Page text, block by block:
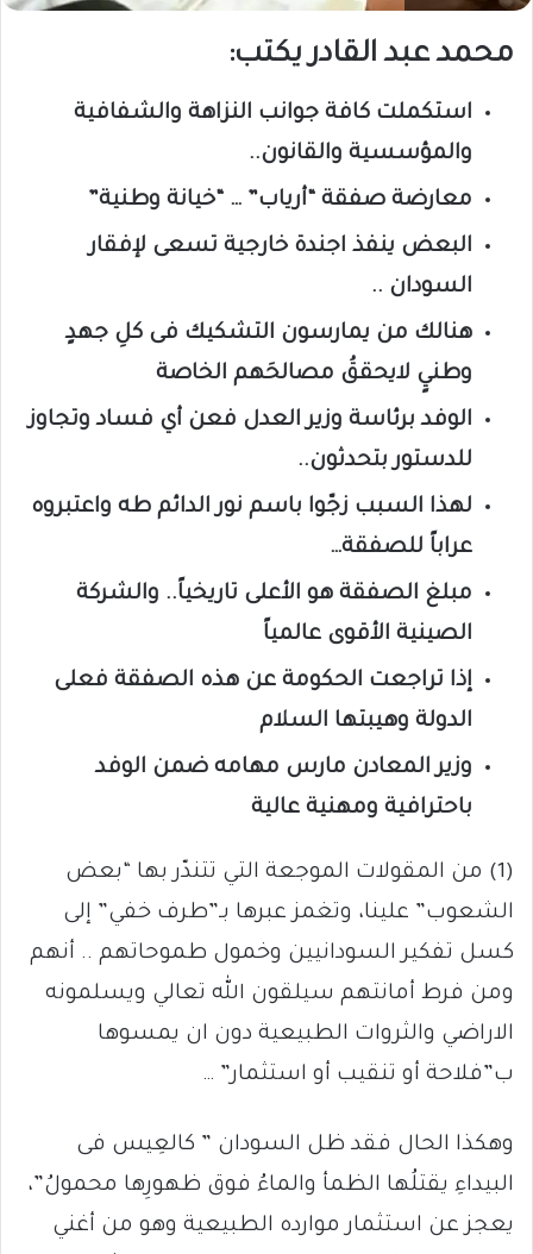
محمد عبد القادر يكتب:
استكملت كافة جوانب النزاهة والشفافية
والمؤسسية والقانون..
معارضة صفقة “أرياب” … “خيانة وطنية”
البعض ينفذ اجندة خارجية تسعى لإفقار
السودان ..
هنالك من يمارسون التشكيك فى كلِ جهدٍ
وطنيٍ لايحققُ مصالحَهم الخاصة
الوفد برئاسة وزير العدل فعن أي فساد وتجاوز
للدستور بتحدثون..
لهذا السبب زجّوا باسم نور الدائم طه واعتبروه
عراباً للصفقة…
مبلغ الصفقة هو الأعلى تاريخياً.. والشركة
الصينية الأقوى عالمياً
إذا تراجعت الحكومة عن هذه الصفقة فعلى
الدولة وهيبتها السلام
وزير المعادن مارس مهامه ضمن الوفد
باحترافية ومهنية عالية
(1) من المقولات الموجعة التي تتندّر بها “بعض
الشعوب” علينا، وتغمز عبرها بـ”طرف خفي” إلى
كسل تفكير السودانيين وخمول طموحاتهم .. أنهم
ومن فرط أمانتهم سيلقون الله تعالي ويسلمونه
الاراضي والثروات الطبيعية دون ان يمسوها
ب”فلاحة أو تنقيب أو استثمار” …
وهكذا الحال فقد ظل السودان ” كالعِيس فى
البيداءِ يقتلُها الظمأ والماءُ فوق ظهورِها محمولُ”،
يعجز عن استثمار موارده الطبيعية وهو من أغني